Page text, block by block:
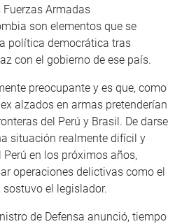
Armadas
son elementos que se
política democrática tras
con el gobierno de ese país.
preocupante y es que, como
alzados en armas pretenderían
del Perú y Brasil. De darse
situación realmente difícil y
en los próximos años,
operaciones delictivas como el
el legislador.
de Defensa anunció, tiempo